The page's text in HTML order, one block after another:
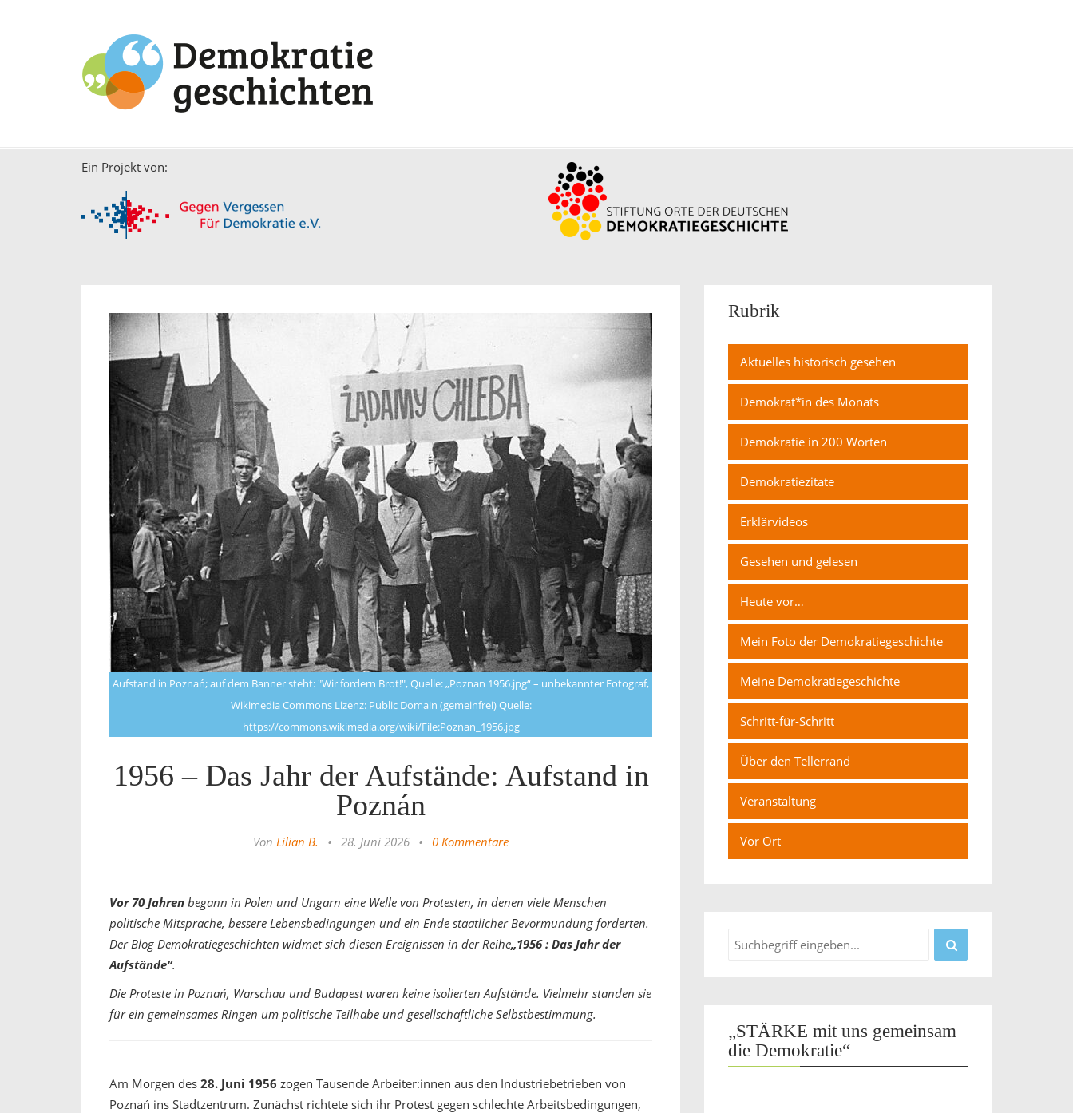
Ein Projekt von:
Aufstand in Poznań; auf dem Banner steht: "Wir fordern Brot!", Quelle: „Poznan 1956.jpg“ – unbekannter Fotograf,
Wikimedia Commons Lizenz: Public Domain (gemeinfrei) Quelle:
https://commons.wikimedia.org/wiki/File:Poznan_1956.jpg
1956 – Das Jahr der Aufstände: Aufstand in
Poznán
Von Lilian B. • 28. Juni 2026 • 0 Kommentare
Vor 70 Jahren begann in Polen und Ungarn eine Welle von Protesten, in denen viele Menschen
politische Mitsprache, bessere Lebensbedingungen und ein Ende staatlicher Bevormundung forderten.
Der Blog Demokratiegeschichten widmet sich diesen Ereignissen in der Reihe„1956 : Das Jahr der
Aufstände“.
Die Proteste in Poznań, Warschau und Budapest waren keine isolierten Aufstände. Vielmehr standen sie
für ein gemeinsames Ringen um politische Teilhabe und gesellschaftliche Selbstbestimmung.
Am Morgen des 28. Juni 1956 zogen Tausende Arbeiter:innen aus den Industriebetrieben von
Poznań ins Stadtzentrum. Zunächst richtete sich ihr Protest gegen schlechte Arbeitsbedingungen,
Rubrik
Aktuelles historisch gesehen
Demokrat*in des Monats
Demokratie in 200 Worten
Demokratiezitate
Erklärvideos
Gesehen und gelesen
Heute vor…
Mein Foto der Demokratiegeschichte
Meine Demokratiegeschichte
Schritt-für-Schritt
Über den Tellerrand
Veranstaltung
Vor Ort
„STÄRKE mit uns gemeinsam
die Demokratie“